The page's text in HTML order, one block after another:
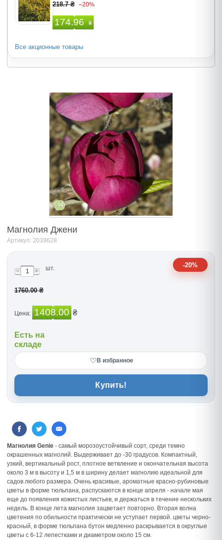
218.7 ₴ –20%
174.96 ₴
Все акционные товары
Магнолия Джени
Артикул: 2039628
-20%
шт.
1760.00 ₴
Цена: 1408.00 ₴
Есть на
складе
♡ В избранное
Купить!
Магнолия Genie - самый морозоустойчивый сорт, среди темно
окрашенных магнолий. Выдерживает до -30 градусов. Компактный,
узкий, вертикальный рост, плотное ветвление и окончательная высота
около 3 м в высоту и 1,5 м в ширину делает магнолию идеальной для
садов любого размера. Очень красивые, ароматные красно-рубиновые
цветы в форме тюльпана, распускаются в конце апреля - начале мая
еще до появления кожистых листьев, и держаться в течение нескольких
недель. В конце лета магнолия зацветает повторно. Вторая волна
цветения по обильности практически не уступает первой. цветы черно-
красный, в форме тюльпана бутон медленно раскрывается в округлые
цветы с 6-12 лепестками и диаметром около 15 см.